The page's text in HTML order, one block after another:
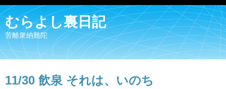
むらよし裏日記
苦離衆納難陀
11/30 飲泉 それは、いのち